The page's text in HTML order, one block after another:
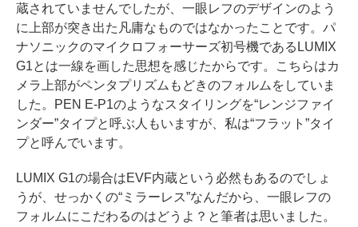
蔵されていませんでしたが、一眼レフのデザインのよう
に上部が突き出た凡庸なものではなかったことです。パ
ナソニックのマイクロフォーサーズ初号機であるLUMIX
G1とは一線を画した思想を感じたからです。こちらはカ
メラ上部がペンタプリズムもどきのフォルムをしていま
した。PEN E-P1のようなスタイリングを“レンジファイ
ンダー”タイプと呼ぶ人もいますが、私は“フラット”タイ
プと呼んでいます。
LUMIX G1の場合はEVF内蔵という必然もあるのでしょ
うが、せっかくの“ミラーレス”なんだから、一眼レフの
フォルムにこだわるのはどうよ？と筆者は思いました。